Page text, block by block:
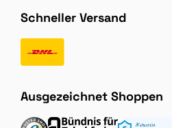
Schneller Versand
Ausgezeichnet Shoppen